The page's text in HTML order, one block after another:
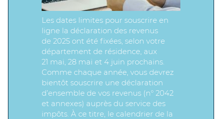
Les dates limites pour souscrire en
ligne la déclaration des revenus
de 2025 ont été fixées, selon votre
département de résidence, aux
21 mai, 28 mai et 4 juin prochains.
Comme chaque année, vous devrez
bientôt souscrire une déclaration
d’ensemble de vos revenus (n° 2042
et annexes) auprès du service des
impôts. À ce titre, le calendrier de la